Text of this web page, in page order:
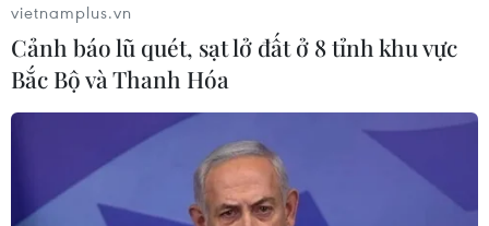
#Hợp đồng
Mỹ
Theo dõi VietnamPlus
vietnamplus.vn
Cảnh báo lũ quét, sạt lở đất ở 8 tỉnh khu vực
Bắc Bộ và Thanh Hóa